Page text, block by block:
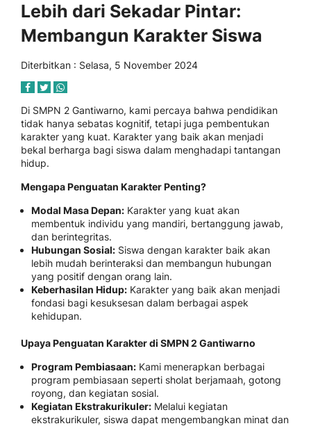
Lebih dari Sekadar Pintar:
Membangun Karakter Siswa
Diterbitkan : Selasa, 5 November 2024
Di SMPN 2 Gantiwarno, kami percaya bahwa pendidikan
tidak hanya sebatas kognitif, tetapi juga pembentukan
karakter yang kuat. Karakter yang baik akan menjadi
bekal berharga bagi siswa dalam menghadapi tantangan
hidup.
Mengapa Penguatan Karakter Penting?
Modal Masa Depan: Karakter yang kuat akan
membentuk individu yang mandiri, bertanggung jawab,
dan berintegritas.
Hubungan Sosial: Siswa dengan karakter baik akan
lebih mudah berinteraksi dan membangun hubungan
yang positif dengan orang lain.
Keberhasilan Hidup: Karakter yang baik akan menjadi
fondasi bagi kesuksesan dalam berbagai aspek
kehidupan.
Upaya Penguatan Karakter di SMPN 2 Gantiwarno
Program Pembiasaan: Kami menerapkan berbagai
program pembiasaan seperti sholat berjamaah, gotong
royong, dan kegiatan sosial.
Kegiatan Ekstrakurikuler: Melalui kegiatan
ekstrakurikuler, siswa dapat mengembangkan minat dan